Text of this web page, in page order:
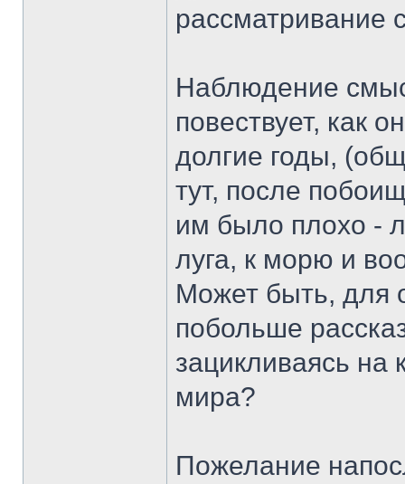
рассматривание
Наблюдение
повествует, как
долгие годы,
тут, после
им было плохо -
луга, к морю и
Может быть, для
побольше
зацикливаясь на
мира?
Пожелание